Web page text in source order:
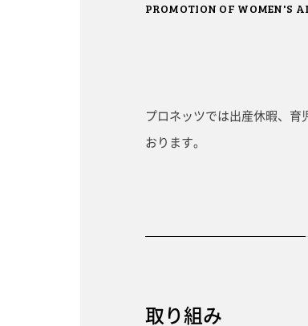
PROMOTION OF WOMEN'S
プロネッツでは出産休暇、
おります。
取り組み